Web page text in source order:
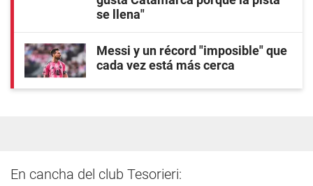
se llena"
Messi y un récord "imposible" que
cada vez está más cerca
En cancha del club Tesorieri: